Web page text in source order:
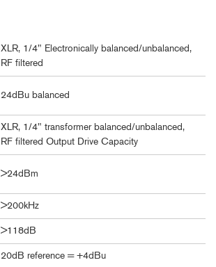
XLR, 1/4" Electronically balanced/unbalanced,
RF filtered
24dBu balanced
XLR, 1/4" transformer balanced/unbalanced,
RF filtered Output Drive Capacity
>24dBm
>200kHz
>118dB
20dB reference = +4dBu